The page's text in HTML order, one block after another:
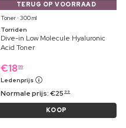
TERUG OP VOORRAAD
Toner ⋅ 300 ml
Torriden
Dive-in Low Molecule Hyaluronic
Acid Toner
€18 99
Ledenprijs
Normale prijs:€25 99
KOOP